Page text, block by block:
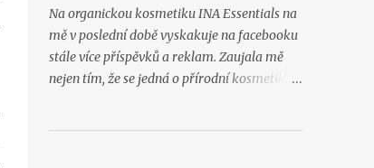
Na organickou kosmetiku INA Essentials na
mě v poslední době vyskakuje na facebooku
stále více příspěvků a reklam. Zaujala mě
nejen tím, že se jedná o přírodní kosmetiku z